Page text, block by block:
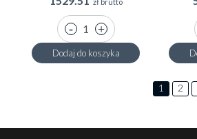
Dodaj do koszyka
1 2